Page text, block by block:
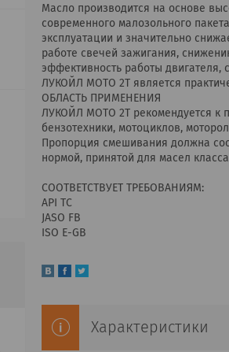
Масло производится на основе
современного малозольного
эксплуатации и значительно
работе свечей зажигания,
эффективность работы двигателя,
ЛУКОЙЛ МОТО 2Т является
ОБЛАСТЬ ПРИМЕНЕНИЯ
ЛУКОЙЛ МОТО 2Т рекомендуется к
бензотехники, мотоциклов,
Пропорция смешивания должна
нормой, принятой для масел
СООТВЕТСТВУЕТ ТРЕБОВАНИЯМ:
API ТС
JASO FB
ISO E-GB
Характеристики